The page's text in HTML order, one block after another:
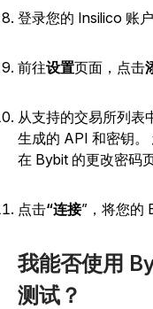
登录您的 Insilico 账
前往设置页面，点击
从支持的交易所列表
生成的 API 和密钥。
在 Bybit 的更改密码
点击“连接” ，将您的
我能否使用
测试？